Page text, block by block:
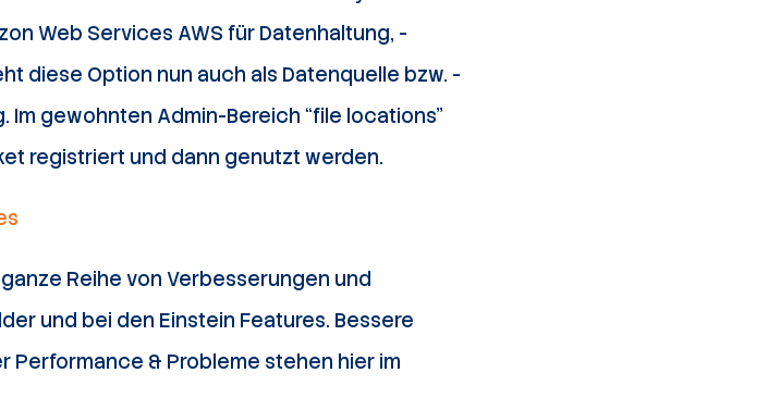
Web Services AWS für Datenhaltung, -
diese Option nun auch als Datenquelle bzw. -
Im gewohnten Admin-Bereich “file locations”
registriert und dann genutzt werden.
Reihe von Verbesserungen und
und bei den Einstein Features. Bessere
Performance & Probleme stehen hier im